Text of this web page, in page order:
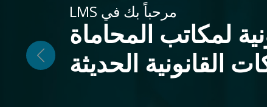
مرحباً بك في LMS
لمكاتب المحاماة
القانونية الحديثة
Previous